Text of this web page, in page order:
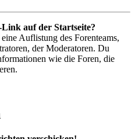
Link auf der Startseite?
Auflistung des Forenteams,
der Moderatoren. Du
wie die Foren, die